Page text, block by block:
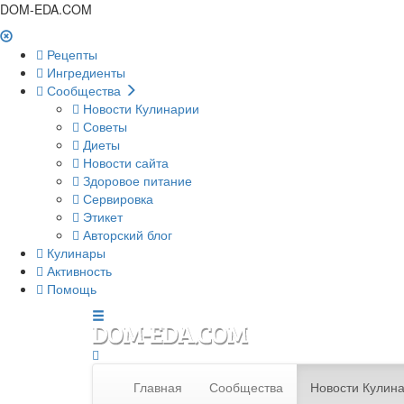
DOM-EDA.COM
Рецепты
Ингредиенты
Сообщества
Новости Кулинарии
Советы
Диеты
Новости сайта
Здоровое питание
Сервировка
Этикет
Авторский блог
Кулинары
Активность
Помощь
Главная Сообщества Новости